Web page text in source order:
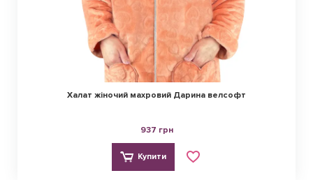
Халат жіночий махровий Дарина велсофт
937 грн
Купити